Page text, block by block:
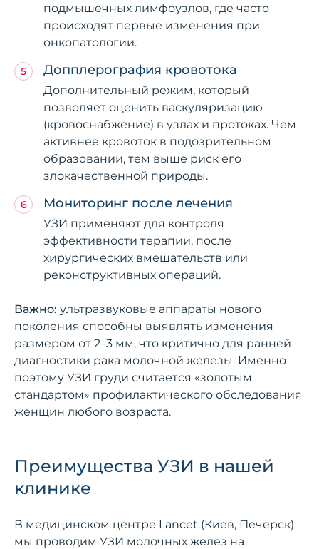
подмышечных лимфоузлов, где часто
происходят первые изменения при
онкопатологии.
Допплерография кровотока
Дополнительный режим, который
позволяет оценить васкуляризацию
(кровоснабжение) в узлах и протоках. Чем
активнее кровоток в подозрительном
образовании, тем выше риск его
злокачественной природы.
Мониторинг после лечения
УЗИ применяют для контроля
эффективности терапии, после
хирургических вмешательств или
реконструктивных операций.
Важно: ультразвуковые аппараты нового
поколения способны выявлять изменения
размером от 2–3 мм, что критично для ранней
диагностики рака молочной железы. Именно
поэтому УЗИ груди считается «золотым
стандартом» профилактического обследования
женщин любого возраста.
Преимущества УЗИ в нашей
клинике
В медицинском центре Lancet (Киев, Печерск)
мы проводим УЗИ молочных желез на